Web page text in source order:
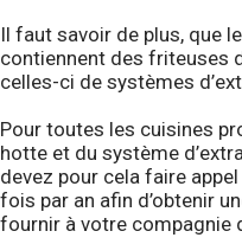
Il faut savoir de plus, que
contiennent des friteuses
celles-ci de systèmes
Pour toutes les cuisines
hotte et du système
devez pour cela faire
fois par an afin d’obtenir
fournir à votre compagnie